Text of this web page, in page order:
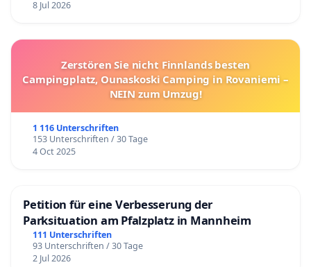
8 Jul 2026
Zerstören Sie nicht Finnlands besten
Campingplatz, Ounaskoski Camping in Rovaniemi –
NEIN zum Umzug!
1 116 Unterschriften
153 Unterschriften / 30 Tage
4 Oct 2025
Petition für eine Verbesserung der
Parksituation am Pfalzplatz in Mannheim
111 Unterschriften
93 Unterschriften / 30 Tage
2 Jul 2026